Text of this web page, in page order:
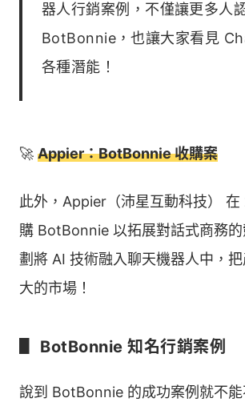
器人行銷案例，不僅讓更多人
BotBonnie，也讓大家看見
各種潛能！
🚀 Appier：BotBonnie 收購案
此外，Appier（沛星互動科技）
購 BotBonnie 以拓展對話式商務
劃將 AI 技術融入聊天機器人中，
大的市場！
▋ BotBonnie 知名行銷案例
說到 BotBonnie 的成功案例就不